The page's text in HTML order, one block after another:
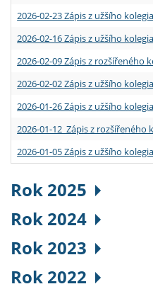
2026-02-23 Zápis z užšího
2026-02-16 Zápis z užšího
2026-02-09 Zápis z rozšířeného
2026-02-02 Zápis z užšího
2026-01-26 Zápis z užšího
2026-01-12 Zápis z rozšířeného
2026-01-05 Zápis z užšího
Rok 2025
Rok 2024
Rok 2023
Rok 2022